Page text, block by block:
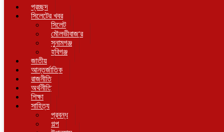
প্রচ্ছদ
সিলেটের খবর
সিলেট
মৌলভীবাজার
সুনামগঞ্জ
হবিগঞ্জ
জাতীয়
আন্তর্জাতিক
রাজনীতি
অর্থনীতি
শিক্ষা
সাহিত্য
প্রবন্ধ
গল্প